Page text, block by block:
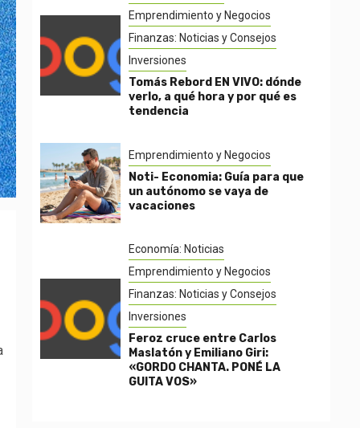
Emprendimiento y Negocios
Finanzas: Noticias y Consejos
Inversiones
Tomás Rebord EN VIVO: dónde
verlo, a qué hora y por qué es
tendencia
Emprendimiento y Negocios
Noti- Economia: Guía para que
un autónomo se vaya de
vacaciones
Economía: Noticias
Emprendimiento y Negocios
Finanzas: Noticias y Consejos
Inversiones
Feroz cruce entre Carlos
Maslatón y Emiliano Giri:
«GORDO CHANTA. PONÉ LA
GUITA VOS»